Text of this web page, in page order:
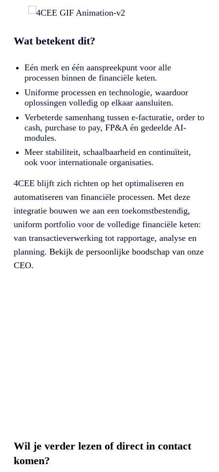
Wat betekent dit?
Eén merk en één aanspreekpunt voor alle
processen binnen de financiële keten.
Uniforme processen en technologie, waardoor
oplossingen volledig op elkaar aansluiten.
Verbeterde samenhang tussen e-facturatie, order to
cash, purchase to pay, FP&A én gedeelde AI-
modules.
Meer stabiliteit, schaalbaarheid en continuïteit,
ook voor internationale organisaties.
4CEE blijft zich richten op het optimaliseren en
automatiseren van financiële processen. Met deze
integratie bouwen we aan een toekomstbestendig,
uniform portfolio voor de volledige financiële keten:
van transactieverwerking tot rapportage, analyse en
planning. Bekijk de persoonlijke boodschap van onze
CEO.
Wil je verder lezen of direct in contact
komen?